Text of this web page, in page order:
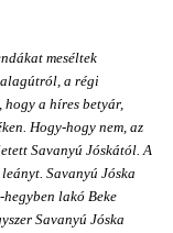
meséltek
a régi
a híres betyár,
Hogy-hogy nem, az
Savanyú Jóskától. A
Savanyú Jóska
lakó Beke
Savanyú Jóska